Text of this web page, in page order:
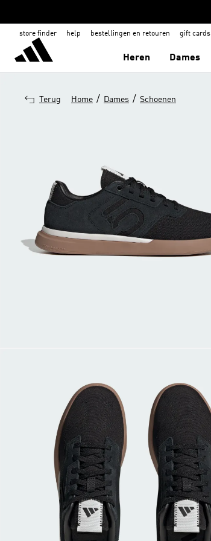
store finder help bestellingen en retouren gift cards
Heren Dames
Terug Home / Dames / Schoenen